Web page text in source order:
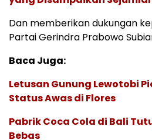
Dan memberikan dukungan
Partai Gerindra Prabowo
Baca Juga:
Letusan Gunung Lewotobi
Status Awas di Flores
Pabrik Coca Cola di Bali
Bebas